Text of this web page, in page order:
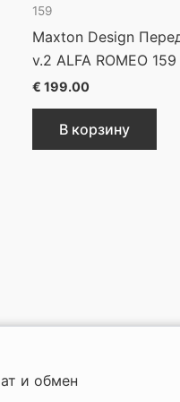
159
Maxton Design
v.2 ALFA ROMEO 159
€ 199.00
В корзину
и обмен